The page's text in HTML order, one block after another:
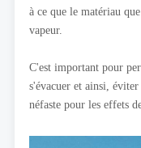
à ce que le matériau
vapeur.
C'est important pour
s'évacuer et ainsi,
néfaste pour les effets